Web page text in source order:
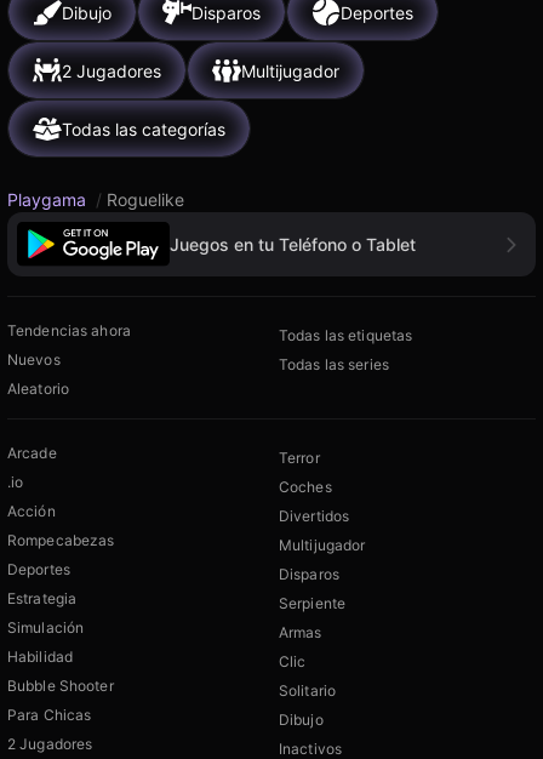
Dibujo Disparos Deportes
2 Jugadores Multijugador
Todas las categorías
Playgama / Roguelike
Juegos en tu Teléfono o Tablet
Tendencias ahora
Nuevos
Aleatorio
Todas las etiquetas
Todas las series
Arcade
.io
Acción
Rompecabezas
Deportes
Estrategia
Simulación
Habilidad
Bubble Shooter
Para Chicas
2 Jugadores
Terror
Coches
Divertidos
Multijugador
Disparos
Serpiente
Armas
Clic
Solitario
Dibujo
Inactivos